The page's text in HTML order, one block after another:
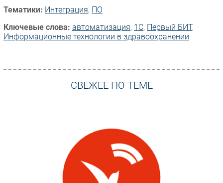
Тематики: Интеграция, ПО
Ключевые слова: автоматизация, 1С, Первый БИТ,
Информационные технологии в здравоохранении
СВЕЖЕЕ ПО ТЕМЕ